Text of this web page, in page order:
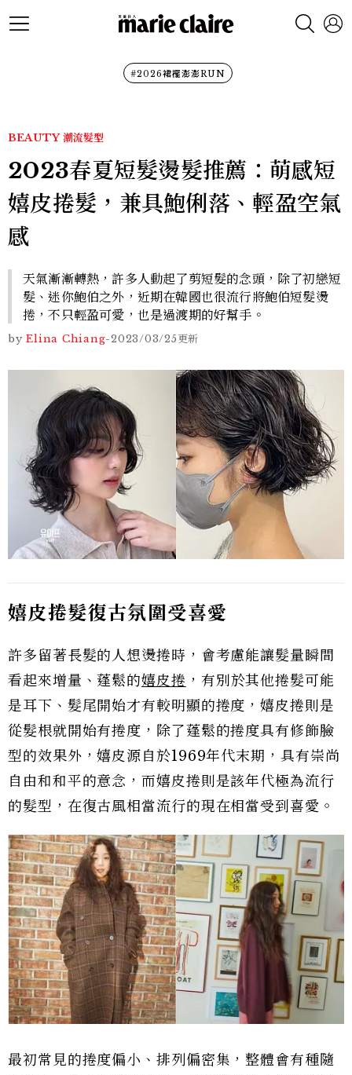
#2026裙襬澎澎RUN
BEAUTY 潮流髮型
2023春夏短髮燙髮推薦：萌感短
嬉皮捲髮，兼具鮑俐落、輕盈空氣
感
天氣漸漸轉熱，許多人動起了剪短髮的念頭，除了初戀短
髮、迷你鮑伯之外，近期在韓國也很流行將鮑伯短髮燙
捲，不只輕盈可愛，也是過渡期的好幫手。
by Elina Chiang-2023/03/25更新
嬉皮捲髮復古氛圍受喜愛
許多留著長髮的人想燙捲時，會考慮能讓髮量瞬間
看起來增量、蓬鬆的嬉皮捲 ，有別於其他捲髮可能
是耳下、髮尾開始才有較明顯的捲度，嬉皮捲則是
從髮根就開始有捲度，除了蓬鬆的捲度具有修飾臉
型的效果外，嬉皮源自於1969年代末期，具有崇尚
自由和和平的意念，而嬉皮捲則是該年代極為流行
的髮型，在復古風相當流行的現在相當受到喜愛。
最初常見的捲度偏小、排列偏密集，整體會有種隨